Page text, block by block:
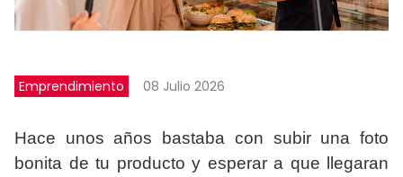
Emprendimiento 08 Julio 2026
Hace unos años bastaba con subir una foto
bonita de tu producto y esperar a que llegaran